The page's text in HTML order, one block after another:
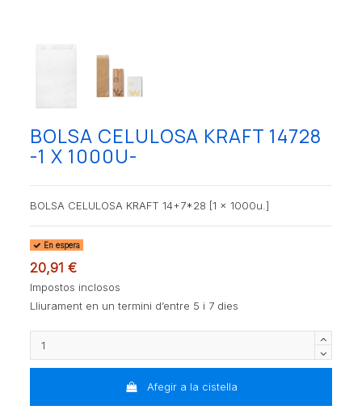
BOLSA CELULOSA KRAFT 14728
-1 X 1000U-
BOLSA CELULOSA KRAFT 14+7*28 [1 x 1000u.]
En espera
20,91 €
Impostos inclosos
Lliurament en un termini d’entre 5 i 7 dies
Afegir a la cistella